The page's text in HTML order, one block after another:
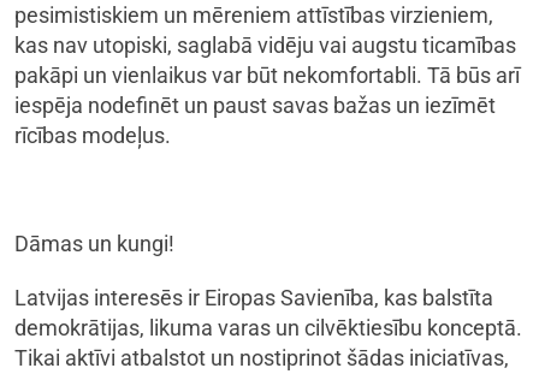
pesimistiskiem un mēreniem attīstības virzieniem,
kas nav utopiski, saglabā vidēju vai augstu ticamības
pakāpi un vienlaikus var būt nekomfortabli. Tā būs arī
iespēja nodefinēt un paust savas bažas un iezīmēt
rīcības modeļus.
Dāmas un kungi!
Latvijas interesēs ir Eiropas Savienība, kas balstīta
demokrātijas, likuma varas un cilvēktiesību konceptā.
Tikai aktīvi atbalstot un nostiprinot šādas iniciatīvas,